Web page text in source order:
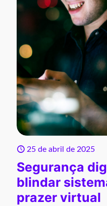
25 de abril de 2025
Segurança
blindar
prazer virtual